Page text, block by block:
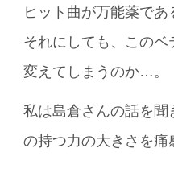
ヒット曲が万能薬であ
それにしても、このベ
変えてしまうのか…。
私は島倉さんの話を聞
の持つ力の大きさを痛